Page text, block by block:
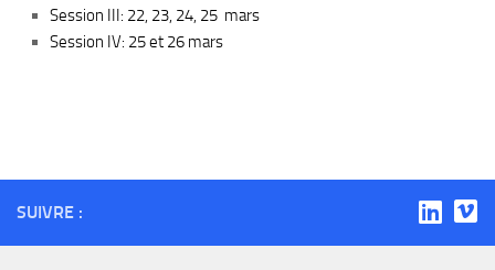
Session III: 22, 23, 24, 25 mars
Session IV: 25 et 26 mars
SUIVRE :